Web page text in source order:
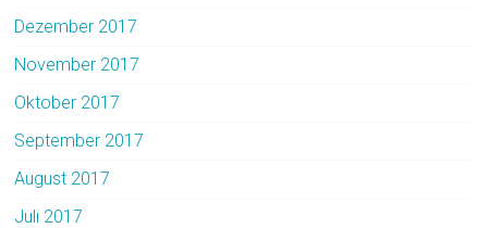
Dezember 2017
November 2017
Oktober 2017
September 2017
August 2017
Juli 2017